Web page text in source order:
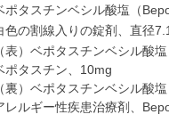
ポタスチンベシル酸塩（
色の割線入りの錠剤、直径
（表）ベポタスチンベシル酸
ポタスチン、10mg
（裏）ベポタスチンベシル酸
レルギー性疾患治療剤、